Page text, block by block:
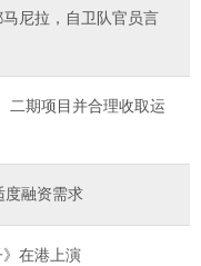
尼拉，自卫队官员言
二期项目并合理收取运
度融资需求
》在港上演